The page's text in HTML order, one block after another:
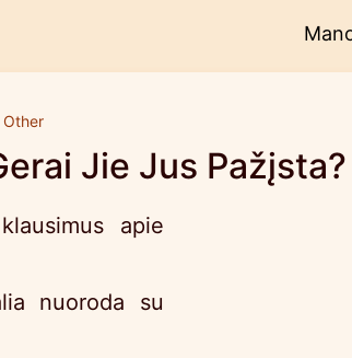
Other
Jie Jus Pažįsta?
apie
nuoroda su